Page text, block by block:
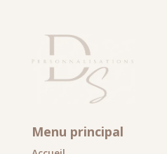
Menu principal